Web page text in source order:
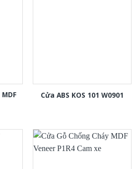
Cửa ABS KOS 101 W0901